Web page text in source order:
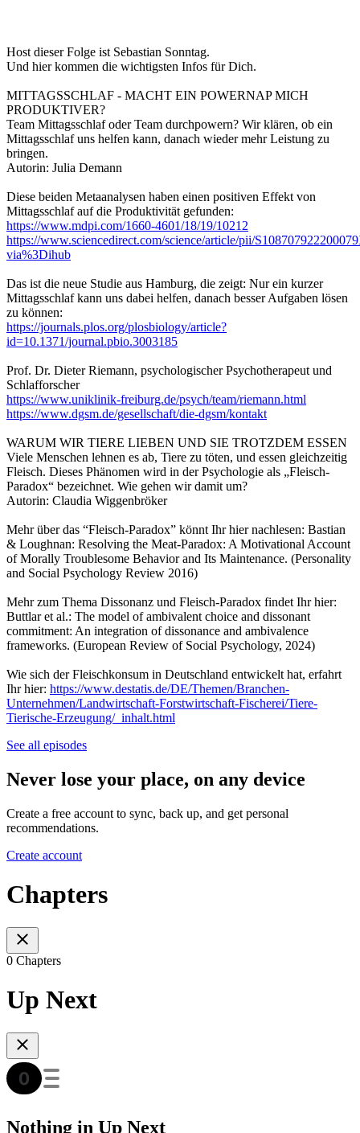
Host dieser Folge ist Sebastian Sonntag.
Und hier kommen die wichtigsten Infos für Dich.
MITTAGSSCHLAF - MACHT EIN POWERNAP MICH
PRODUKTIVER?
Team Mittagsschlaf oder Team durchpowern? Wir klären, ob ein
Mittagsschlaf uns helfen kann, danach wieder mehr Leistung zu
bringen.
Autorin: Julia Demann
Diese beiden Metaanalysen haben einen positiven Effekt von
Mittagsschlaf auf die Produktivität gefunden:
https://www.mdpi.com/1660-4601/18/19/10212
https://www.sciencedirect.com/science/article/pii/
via%3Dihub
Das ist die neue Studie aus Hamburg, die zeigt: Nur ein kurzer
Mittagsschlaf kann uns dabei helfen, danach besser Aufgaben lösen
zu können:
https://journals.plos.org/plosbiology/article?
id=10.1371/journal.pbio.3003185
Prof. Dr. Dieter Riemann, psychologischer Psychotherapeut und
Schlafforscher
https://www.uniklinik-freiburg.de/psych/team/riemann.html
https://www.dgsm.de/gesellschaft/die-dgsm/kontakt
WARUM WIR TIERE LIEBEN UND SIE TROTZDEM ESSEN
Viele Menschen lehnen es ab, Tiere zu töten, und essen gleichzeitig
Fleisch. Dieses Phänomen wird in der Psychologie als „Fleisch-
Paradox“ bezeichnet. Wie gehen wir damit um?
Autorin: Claudia Wiggenbröker
Mehr über das “Fleisch-Paradox” könnt Ihr hier nachlesen: Bastian
& Loughnan: Resolving the Meat-Paradox: A Motivational Account
of Morally Troublesome Behavior and Its Maintenance. (Personality
and Social Psychology Review 2016)
Mehr zum Thema Dissonanz und Fleisch-Paradox findet Ihr hier:
Buttlar et al.: The model of ambivalent choice and dissonant
commitment: An integration of dissonance and ambivalence
frameworks. (European Review of Social Psychology, 2024)
Wie sich der Fleischkonsum in Deutschland entwickelt hat, erfahrt
Ihr hier: https://www.destatis.de/DE/Themen/Branchen-
Unternehmen/Landwirtschaft-Forstwirtschaft-Fischerei/Tiere-
Tierische-Erzeugung/_inhalt.html
See all episodes
Never lose your place, on any device
Create a free account to sync, back up, and get personal
recommendations.
Create account
Chapters
0 Chapters
Up Next
Nothing in Up Next